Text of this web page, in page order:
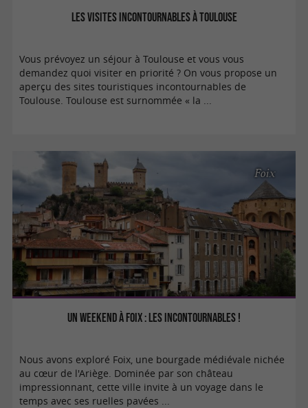
Les visites incontournables à Toulouse
Vous prévoyez un séjour à Toulouse et vous vous
demandez quoi visiter en priorité ? On vous propose un
aperçu des sites touristiques incontournables de
Toulouse. Toulouse est surnommée « la ...
Un weekend à Foix : les incontournables !
Foix
Nous avons exploré Foix, une bourgade médiévale nichée
au cœur de l'Ariège. Dominée par son château
impressionnant, cette ville invite à un voyage dans le
temps avec ses ruelles pavées ...